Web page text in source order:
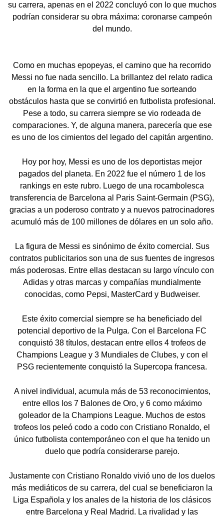
su carrera, apenas en el 2022 concluyó con lo que muchos
podrían considerar su obra máxima: coronarse campeón
del mundo.
Como en muchas epopeyas, el camino que ha recorrido
Messi no fue nada sencillo. La brillantez del relato radica
en la forma en la que el argentino fue sorteando
obstáculos hasta que se convirtió en futbolista profesional.
Pese a todo, su carrera siempre se vio rodeada de
comparaciones. Y, de alguna manera, parecería que ese
es uno de los cimientos del legado del capitán argentino.
Hoy por hoy, Messi es uno de los deportistas mejor
pagados del planeta. En 2022 fue el número 1 de los
rankings en este rubro. Luego de una rocambolesca
transferencia de Barcelona al Paris Saint-Germain (PSG),
gracias a un poderoso contrato y a nuevos patrocinadores
acumuló más de 100 millones de dólares en un solo año.
La figura de Messi es sinónimo de éxito comercial. Sus
contratos publicitarios son una de sus fuentes de ingresos
más poderosas. Entre ellas destacan su largo vínculo con
Adidas y otras marcas y compañías mundialmente
conocidas, como Pepsi, MasterCard y Budweiser.
Este éxito comercial siempre se ha beneficiado del
potencial deportivo de la Pulga. Con el Barcelona FC
conquistó 38 títulos, destacan entre ellos 4 trofeos de
Champions League y 3 Mundiales de Clubes, y con el
PSG recientemente conquistó la Supercopa francesa.
A nivel individual, acumula más de 53 reconocimientos,
entre ellos los 7 Balones de Oro, y 6 como máximo
goleador de la Champions League. Muchos de estos
trofeos los peleó codo a codo con Cristiano Ronaldo, el
único futbolista contemporáneo con el que ha tenido un
duelo que podría considerarse parejo.
Justamente con Cristiano Ronaldo vivió uno de los duelos
más mediáticos de su carrera, del cual se beneficiaron la
Liga Española y los anales de la historia de los clásicos
entre Barcelona y Real Madrid. La rivalidad y las